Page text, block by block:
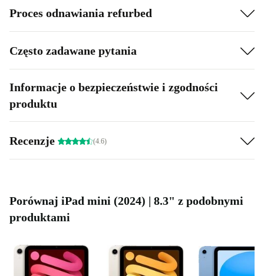
Proces odnawiania refurbed
Często zadawane pytania
Informacje o bezpieczeństwie i zgodności
produktu
Recenzje (4.6)
Porównaj iPad mini (2024) | 8.3" z podobnymi
produktami